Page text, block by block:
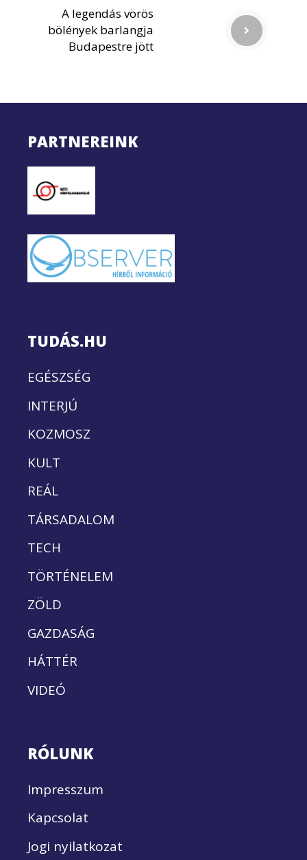
A legendás vörös
bölények barlangja
Budapestre jött
PARTNEREINK
TUDÁS.HU
EGÉSZSÉG
INTERJÚ
KOZMOSZ
KULT
REÁL
TÁRSADALOM
TECH
TÖRTÉNELEM
ZÖLD
GAZDASÁG
HÁTTÉR
VIDEÓ
RÓLUNK
Impresszum
Kapcsolat
Jogi nyilatkozat